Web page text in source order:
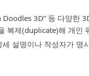
Doodles 3D” 등 다양한
복제(duplicate)해 개인
설명이나 작성자가 명